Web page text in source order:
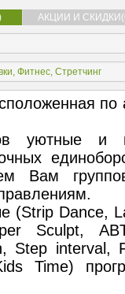
АКЦИИ И
, Фитнес, Стретчинг
уютные и
Вам
(Strip Dance,
Sculpt,
Step interval,
Time)